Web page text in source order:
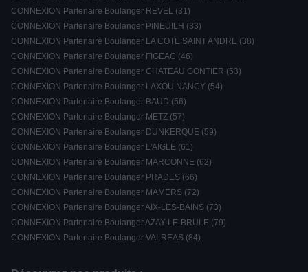
CONNEXION Partenaire Boulanger REVEL (31)
CONNEXION Partenaire Boulanger PINEUILH (33)
CONNEXION Partenaire Boulanger LA COTE SAINT ANDRE (38)
CONNEXION Partenaire Boulanger FIGEAC (46)
CONNEXION Partenaire Boulanger CHATEAU GONTIER (53)
CONNEXION Partenaire Boulanger LAXOU NANCY (54)
CONNEXION Partenaire Boulanger BAUD (56)
CONNEXION Partenaire Boulanger METZ (57)
CONNEXION Partenaire Boulanger DUNKERQUE (59)
CONNEXION Partenaire Boulanger L'AIGLE (61)
CONNEXION Partenaire Boulanger MARCONNE (62)
CONNEXION Partenaire Boulanger PRADES (66)
CONNEXION Partenaire Boulanger MAMERS (72)
CONNEXION Partenaire Boulanger AIX-LES-BAINS (73)
CONNEXION Partenaire Boulanger AZAY-LE-BRULE (79)
CONNEXION Partenaire Boulanger VALREAS (84)